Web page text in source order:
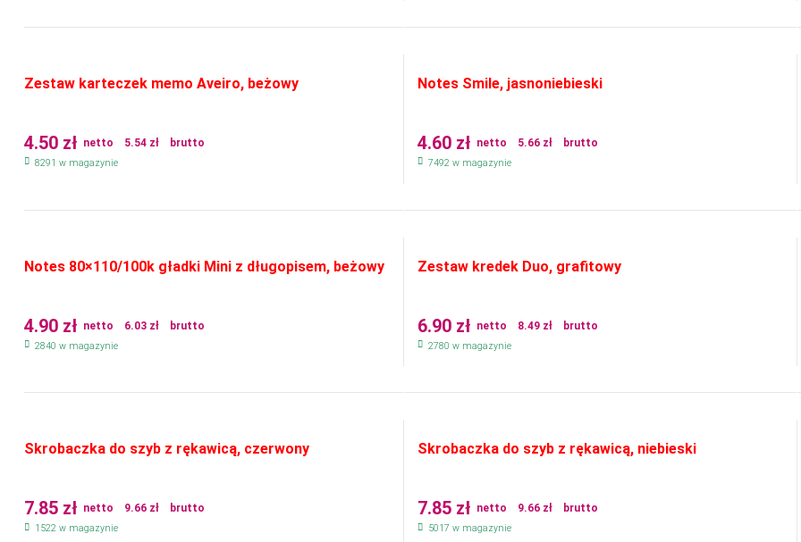
Zestaw karteczek memo Aveiro, beżowy
4.50 zł netto 5.54 zł brutto
8291 w magazynie
Notes Smile, jasnoniebieski
4.60 zł netto 5.66 zł brutto
7492 w magazynie
Notes 80×110/100k gładki Mini z długopisem, beżowy
4.90 zł netto 6.03 zł brutto
2840 w magazynie
Zestaw kredek Duo, grafitowy
6.90 zł netto 8.49 zł brutto
2780 w magazynie
Skrobaczka do szyb z rękawicą, czerwony
7.85 zł netto 9.66 zł brutto
1522 w magazynie
Skrobaczka do szyb z rękawicą, niebieski
7.85 zł netto 9.66 zł brutto
5017 w magazynie